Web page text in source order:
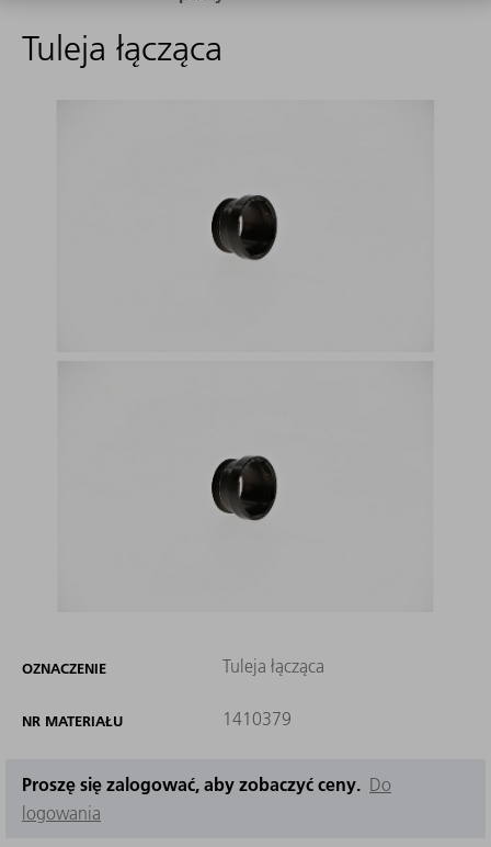
Tuleja łącząca
OZNACZENIE Tuleja łącząca
NR MATERIAŁU 1410379
Proszę się zalogować, aby zobaczyć ceny. Do
logowania